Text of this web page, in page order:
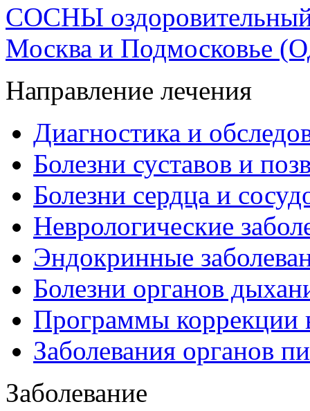
CОСНЫ
Москва и Подмосковье
Направление лечения
Диагностика и
Болезни суставов и
Болезни сердца и
Неврологические
Эндокринные
Болезни органов
Программы коррекции
Заболевания органов
Заболевание